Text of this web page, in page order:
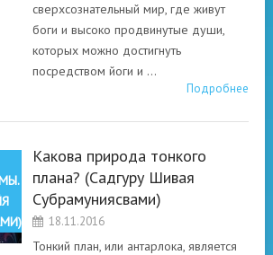
сверхсознательный мир, где живут
боги и высоко продвинутые души,
которых можно достигнуть
посредством йоги и …
Подробнее
Какова природа тонкого
плана? (Садгуру Шивая
Субрамуниясвами)
18.11.2016
Тонкий план, или антарлока, является